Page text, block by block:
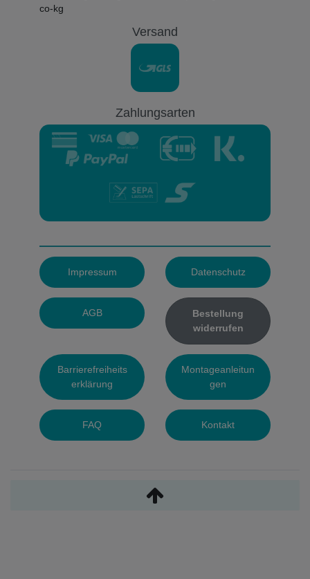
co-kg
Versand
Zahlungsarten
Impressum Datenschutz
AGB
Bestellung
widerrufen
Barrierefreiheits
erklärung
Montageanleitun
gen
FAQ Kontakt